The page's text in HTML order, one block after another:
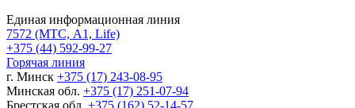
Единая информационная линия
7572 (МТС, A1, Life)
+375 (44) 592-99-27
Горячая линия
г. Минск +375 (17) 243-08-95
Минская обл. +375 (17) 251-07-94
Брестская обл. +375 (162) 52-14-57